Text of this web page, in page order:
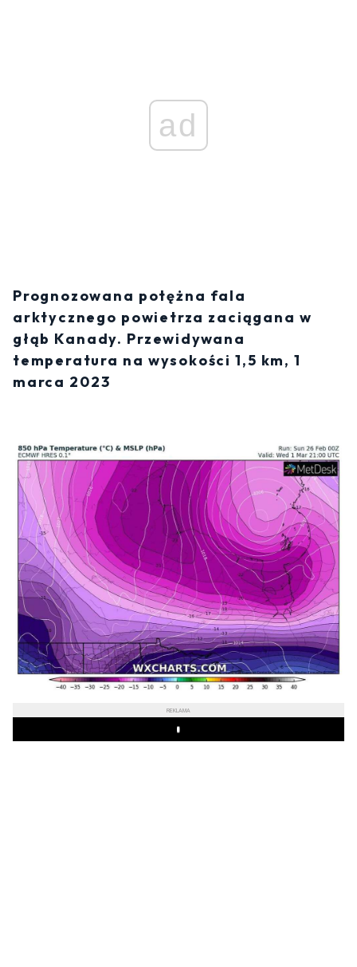
ad
Prognozowana potężna fala
arktycznego powietrza zaciągana w
głąb Kanady. Przewidywana
temperatura na wysokości 1,5 km, 1
marca 2023
REKLAMA
Play